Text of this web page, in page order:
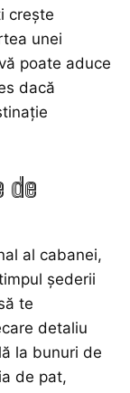
crește
unei
poate aduce
dacă
de
al cabanei,
șederii
te
detaliu
la bunuri de
de pat,